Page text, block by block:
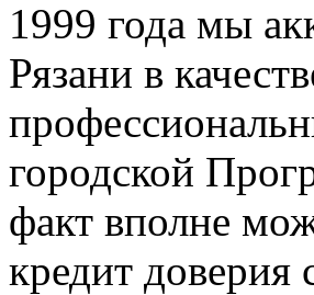
1999 года мы
Рязани в
городской
факт вполне
кредит доверия